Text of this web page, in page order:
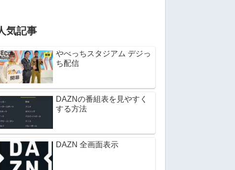
気記事
やべっちスタジアム デジっ
ち配信
DAZNの番組表を見やすく
する方法
DAZN 全画面表示